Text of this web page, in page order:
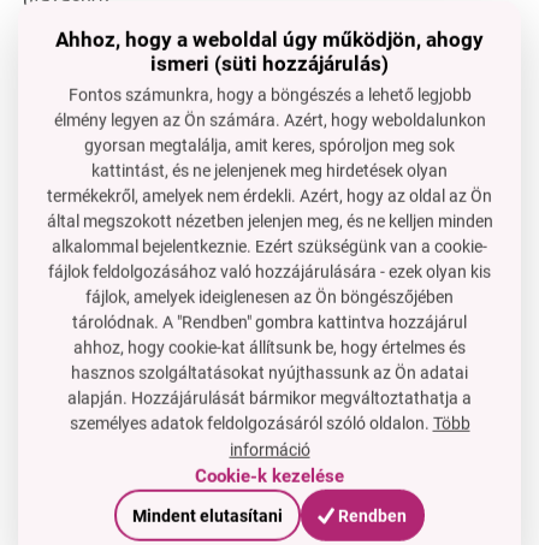
Könnyű használat és karbantartás
– mosogatógépben
– Tökéletes aőrölt kávé szerelmeseinek, akik nem
akarják, hogy lógar kerüljön a bögrébe
Műszaki paraméterek:
– Méretek:16 × 12 × 15 cm
– Anyag:minőségi műanyag
– Karbantartás:mosogatógépben mosható
GYIK – leggyakoribb kérdések:
Milyen szűrő illik hozzá?
→ Szokásos papíralapú kónikus szűrők (2–4-es méret)
– elérhető minden boltban.
Használható tea készítésére is?
→ Igen – a filterbe öntsd bele a filterezett teát, és hagyd
üledék nélkül az italban.
Remek minimalistikus megoldásutazásra vagy
Ahhoz, hogy a weboldal úgy működjön, ahogy
ismeri (süti hozzájárulás)
Fontos számunkra, hogy a böngészés a lehető legjobb
élmény legyen az Ön számára. Azért, hogy weboldalunkon
gyorsan megtalálja, amit keres, spóroljon meg sok
kattintást, és ne jelenjenek meg hirdetések olyan
termékekről, amelyek nem érdekli. Azért, hogy az oldal az Ön
által megszokott nézetben jelenjen meg, és ne kelljen minden
alkalommal bejelentkeznie. Ezért szükségünk van a cookie-
fájlok feldolgozásához való hozzájárulására - ezek olyan kis
fájlok, amelyek ideiglenesen az Ön böngészőjében
tárolódnak. A "Rendben" gombra kattintva hozzájárul
ahhoz, hogy cookie-kat állítsunk be, hogy értelmes és
hasznos szolgáltatásokat nyújthassunk az Ön adatai
alapján. Hozzájárulását bármikor megváltoztathatja a
személyes adatok feldolgozásáról szóló oldalon. Több
információ
Cookie-k kezelése
Mindent elutasítani Rendben